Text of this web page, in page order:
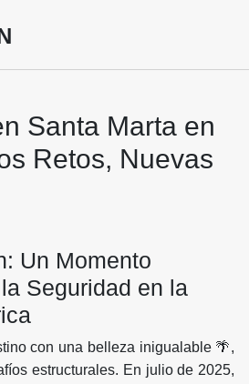
Santa Marta en
Retos, Nuevas
Un Momento
Seguridad en la
con una belleza inigualable 🌴,
estructurales. En julio de 2025,